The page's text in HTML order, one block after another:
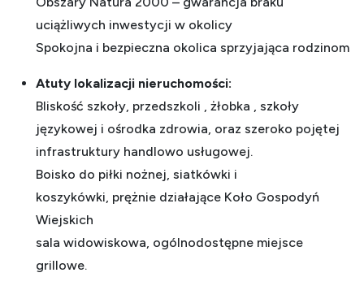
uciążliwych inwestycji w okolicy
Spokojna i bezpieczna okolica sprzyjająca rodzinom
Atuty lokalizacji nieruchomości:
Bliskość szkoły, przedszkoli , żłobka , szkoły
językowej i ośrodka zdrowia, oraz szeroko pojętej
infrastruktury handlowo usługowej.
Boisko do piłki nożnej, siatkówki i
koszykówki, prężnie działające Koło Gospodyń
Wiejskich
sala widowiskowa, ogólnodostępne miejsce
grillowe.